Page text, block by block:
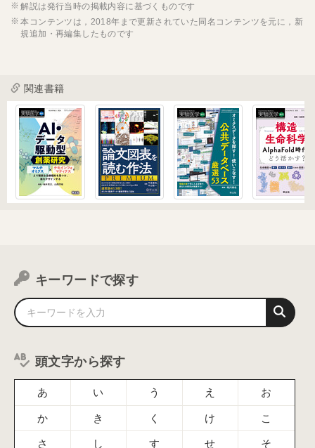
解説は発行当時の掲載内容に基づくものです
本コンテンツは，2018年まで更新されていた同名コンテンツを元に，新
規追加・再編集したものです
関連書籍
キーワードで探す
頭文字から探す
あ い う え お
か き く け こ
さ し す せ そ